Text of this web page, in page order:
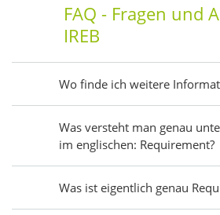
FAQ - Fragen und
IREB
Wo finde ich weitere
Was versteht man genau
im englischen: Requirement?
Was ist eigentlich genau